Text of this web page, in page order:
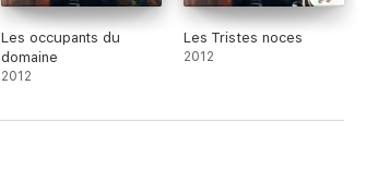
Les occupants du
domaine
2012
Les Tristes noces
2012